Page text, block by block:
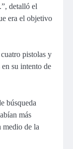
detalló el
era el objetivo
pistolas y
su intento de
búsqueda
más
medio de la